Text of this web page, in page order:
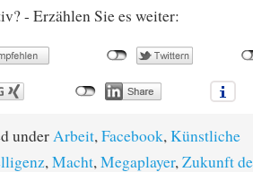
- Erzählen Sie es weiter:
underArbeit,Facebook,Künstliche
,Macht,Megaplayer,Zukunft